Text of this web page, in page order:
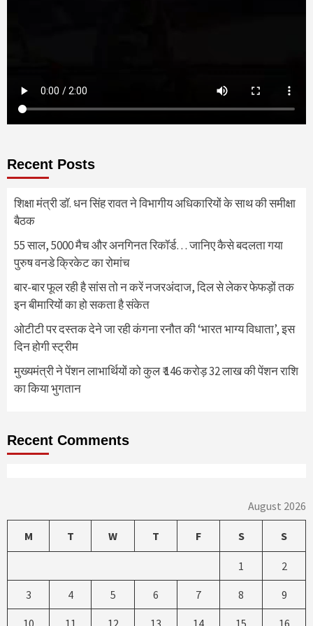
Recent Posts
शिक्षा मंत्री डॉ. धन सिंह रावत ने विभागीय अधिकारियों के साथ की समीक्षा
बैठक
55 साल, 5000 मैच और अनगिनत रिकॉर्ड… जानिए कैसे बदलता गया
पुरुष वनडे क्रिकेट का रोमांच
बार-बार फूल रही है सांस तो न करें नजरअंदाज, दिल से लेकर फेफड़ों तक
इन बीमारियों का हो सकता है संकेत
ओटीटी पर दस्तक देने जा रही कंगना रनौत की ‘भारत भाग्य विधाता’, इस
दिन होगी स्ट्रीम
मुख्यमंत्री ने पेंशन लाभार्थियों को कुल ₹ 146 करोड़ 32 लाख की पेंशन राशि
का किया भुगतान
Recent Comments
August 2026
M T W T F S S
1 2
3 4 5 6 7 8 9
10 11 12 13 14 15 16